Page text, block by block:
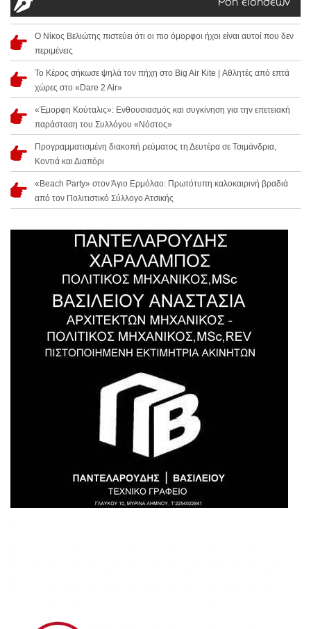
Ροή ειδήσεων
Ο Νίκος Βελιώτης πιστεύει ότι οι πιο όμορφοι ήχοι είναι αυτοί που δεν
περιμένεις
Το Κέρος σήκωσε ψηλά τον πήχη στο Big Air Kite | Αθλητές από επτά
χώρες στο «Dare 2 Air»
«Έμορφη Κούταλις»: Ενθουσιασμός και συγκίνηση για την επετειακή
παράσταση του Συλλόγου «Νόστος»
Προγραμματισμένη διακοπή ρεύματος τη Δευτέρα σε Τσιμάνδρια,
Κοντιά και Διαπόρι
«Beach Party» στον Άγιο Ερμόλαο: Πρωτότυπη καλοκαιρινή βραδιά
από τον Πολιτιστικό Σύλλογο Ατσικής